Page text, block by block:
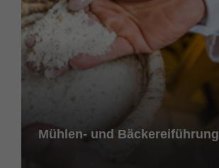
Mühlen- und Bäckereiführung